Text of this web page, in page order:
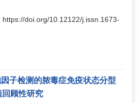
https://doi.org/10.12122/j.issn.1673-
子检测的脓毒症免疫状态分型
顾性研究